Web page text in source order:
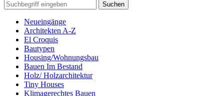
Suchen
Neueingänge
Architekten A-Z
El Croquis
Bautypen
Housing/Wohnungsbau
Bauen Im Bestand
Holz/ Holzarchitektur
Tiny Houses
Klimagerechtes Bauen